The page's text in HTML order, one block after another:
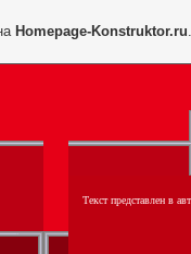
Текст представлен в
Homepage-Konstruktor.ru